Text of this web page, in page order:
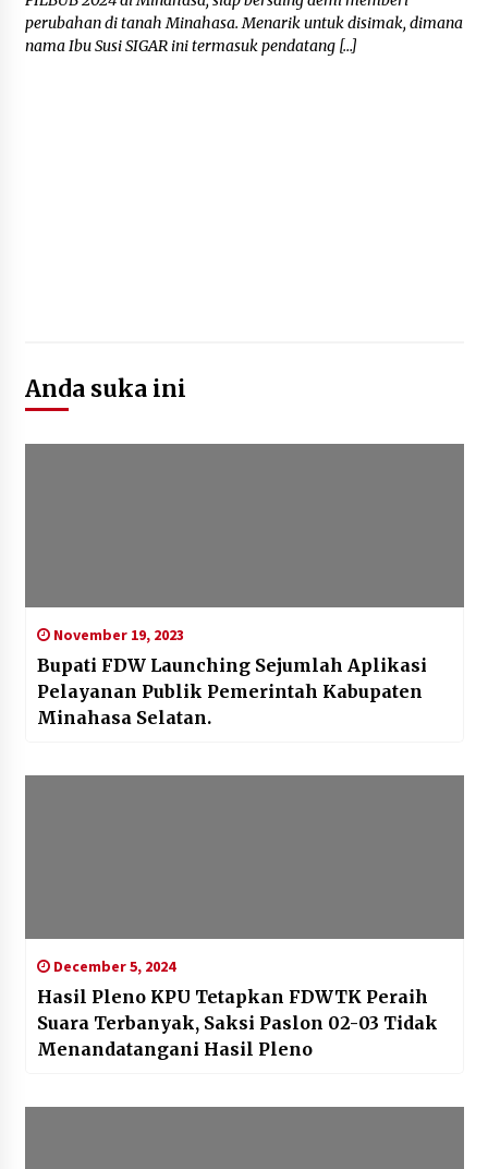
perubahan di tanah Minahasa. Menarik untuk disimak, dimana
nama Ibu Susi SIGAR ini termasuk pendatang […]
Anda suka ini
November 19, 2023
Bupati FDW Launching Sejumlah Aplikasi
Pelayanan Publik Pemerintah Kabupaten
Minahasa Selatan.
December 5, 2024
Hasil Pleno KPU Tetapkan FDWTK Peraih
Suara Terbanyak, Saksi Paslon 02-03 Tidak
Menandatangani Hasil Pleno